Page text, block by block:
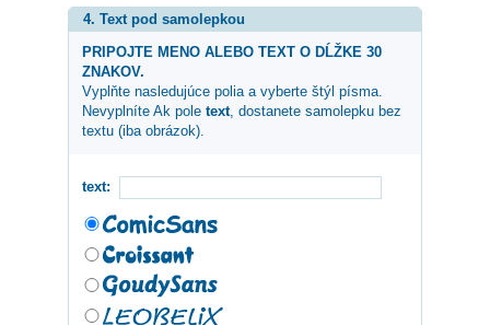
4. Text pod samolepkou
PRIPOJTE MENO ALEBO TEXT O DĹŽKE 30
ZNAKOV.
Vyplňte nasledujúce polia a vyberte štýl písma.
Nevyplníte Ak pole text, dostanete samolepku bez
textu (iba obrázok).
text: